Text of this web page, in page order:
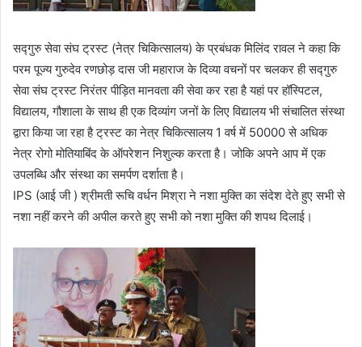
सद्गुरु सेवा संघ ट्रस्ट (नेत्र चिकित्सालय) के प्रबंधक मिलिंद रावल ने कहा कि
परम पूज्य गुरुदेव रणछोड़ दास जी महाराज के दिव्या वचनों पर चलकर ही सद्गुरु
सेवा संघ ट्रस्ट निरंतर पीड़ित मानवता की सेवा कर रहा है यहां पर हॉस्पिटल,
विद्यालय, गौशाला के साथ ही एक दिव्यांग जनों के लिए विद्यालय भी संचालित संस्था
द्वारा किया जा रहा है ट्रस्ट का नेत्र चिकित्सालय 1 वर्ष में 50000 से अधिक
नेत्र रोगो मोतियाबिंद के ऑपरेशन निशुल्क करता है। जोकि अपने आप में एक
उपलब्धि और संस्था का समर्पण दर्शाता है।
IPS (आई जी ) श्रीमती रूचि वर्धन मिश्रा ने नशा मुक्ति का संदेश देते हुए सभी से
नशा नहीं करने की अपील करते हुए सभी को नशा मुक्ति की शपथ दिलाई।